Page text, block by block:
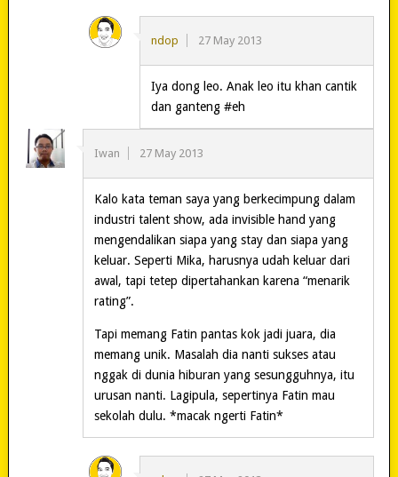
ndop 27 May 2013
Iya dong leo. Anak leo itu khan cantik
dan ganteng #eh
Iwan 27 May 2013
Kalo kata teman saya yang berkecimpung dalam
industri talent show, ada invisible hand yang
mengendalikan siapa yang stay dan siapa yang
keluar. Seperti Mika, harusnya udah keluar dari
awal, tapi tetep dipertahankan karena “menarik
rating”.
Tapi memang Fatin pantas kok jadi juara, dia
memang unik. Masalah dia nanti sukses atau
nggak di dunia hiburan yang sesungguhnya, itu
urusan nanti. Lagipula, sepertinya Fatin mau
sekolah dulu. *macak ngerti Fatin*